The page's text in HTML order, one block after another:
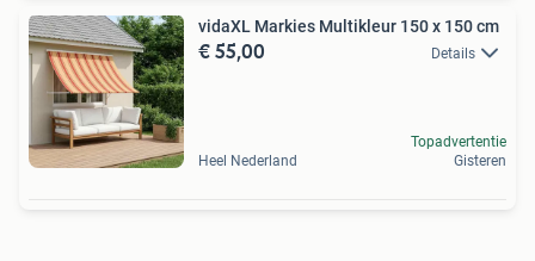
vidaXL Markies Multikleur 150 x 150 cm
€ 55,00 Details
Heel Nederland
Topadvertentie
Gisteren